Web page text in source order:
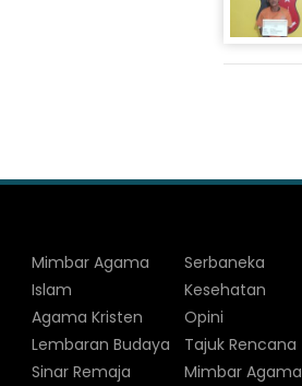
Mimbar Agama
Islam
Agama Kristen
Lembaran Budaya
Sinar Remaja
Serbaneka
Kesehatan
Opini
Tajuk Rencana
Mimbar Agama